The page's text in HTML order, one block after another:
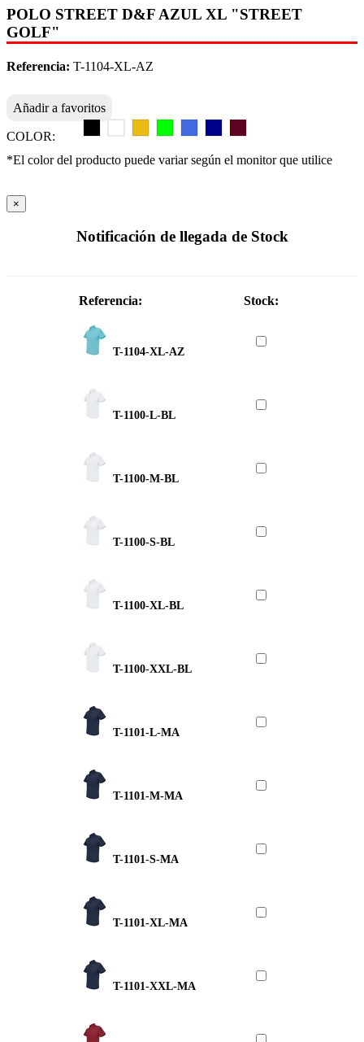
POLO STREET D&F AZUL XL "STREET
GOLF"
Referencia: T-1104-XL-AZ
Añadir a favoritos
COLOR:
*El color del producto puede variar según el monitor que utilice
×
Notificación de llegada de Stock
Referencia: Stock:
T-1104-XL-AZ
T-1100-L-BL
T-1100-M-BL
T-1100-S-BL
T-1100-XL-BL
T-1100-XXL-BL
T-1101-L-MA
T-1101-M-MA
T-1101-S-MA
T-1101-XL-MA
T-1101-XXL-MA